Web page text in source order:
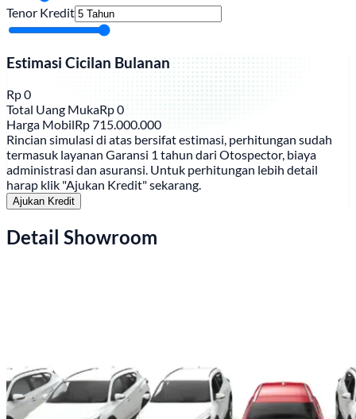
Tenor Kredit
Estimasi Cicilan Bulanan
Rp0
Total Uang MukaRp0
Harga MobilRp715.000.000
Rincian simulasi di atas bersifat estimasi, perhitungan sudah
termasuk layanan Garansi 1 tahun dari Otospector, biaya
administrasi dan asuransi. Untuk perhitungan lebih detail
harap klik "Ajukan Kredit" sekarang.
Ajukan Kredit
Detail Showroom